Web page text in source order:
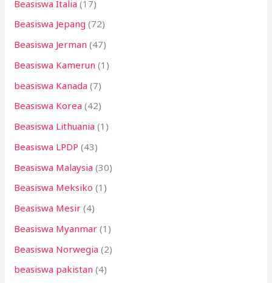
Beasiswa Italia (17)
Beasiswa Jepang (72)
Beasiswa Jerman (47)
Beasiswa Kamerun (1)
beasiswa Kanada (7)
Beasiswa Korea (42)
Beasiswa Lithuania (1)
Beasiswa LPDP (43)
Beasiswa Malaysia (30)
Beasiswa Meksiko (1)
Beasiswa Mesir (4)
Beasiswa Myanmar (1)
Beasiswa Norwegia (2)
beasiswa pakistan (4)